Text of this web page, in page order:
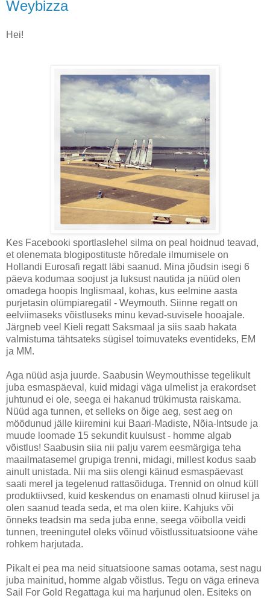
Weybizza
Hei!
Kes Facebooki sportlaslehel silma on peal hoidnud teavad,
et olenemata blogipostituste hõredale ilmumisele on
Hollandi Eurosafi regatt läbi saanud. Mina jõudsin isegi 6
päeva kodumaa soojust ja luksust nautida ja nüüd olen
omadega hoopis Inglismaal, kohas, kus eelmine aasta
purjetasin olümpiaregatil - Weymouth. Siinne regatt on
eelviimaseks võistluseks minu kevad-suvisele hooajale.
Järgneb veel Kieli regatt Saksmaal ja siis saab hakata
valmistuma tähtsateks sügisel toimuvateks eventideks, EM
ja MM.
Aga nüüd asja juurde. Saabusin Weymouthisse tegelikult
juba esmaspäeval, kuid midagi väga ulmelist ja erakordset
juhtunud ei ole, seega ei hakanud trükimusta raiskama.
Nüüd aga tunnen, et selleks on õige aeg, sest aeg on
möödunud jälle kiiremini kui Baari-Madiste, Nõia-Intsude ja
muude loomade 15 sekundit kuulsust - homme algab
võistlus! Saabusin siia nii palju varem eesmärgiga teha
maailmatasemel grupiga trenni, midagi, millest kodus saab
ainult unistada. Nii ma siis olengi käinud esmaspäevast
saati merel ja tegelenud rattasõiduga. Trennid on olnud küll
produktiivsed, kuid keskendus on enamasti olnud kiirusel ja
olen saanud teada seda, et ma olen kiire. Kahjuks või
õnneks teadsin ma seda juba enne, seega võibolla veidi
tunnen, treeningutel oleks võinud võistlussituatsioone vähe
rohkem harjutada.
Pikalt ei pea ma neid situatsioone samas ootama, sest nagu
juba mainitud, homme algab võistlus. Tegu on väga erineva
Sail For Gold Regattaga kui ma harjunud olen. Esiteks on